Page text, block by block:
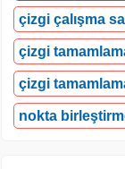
çizgi çalışma
çizgi
çizgi
nokta